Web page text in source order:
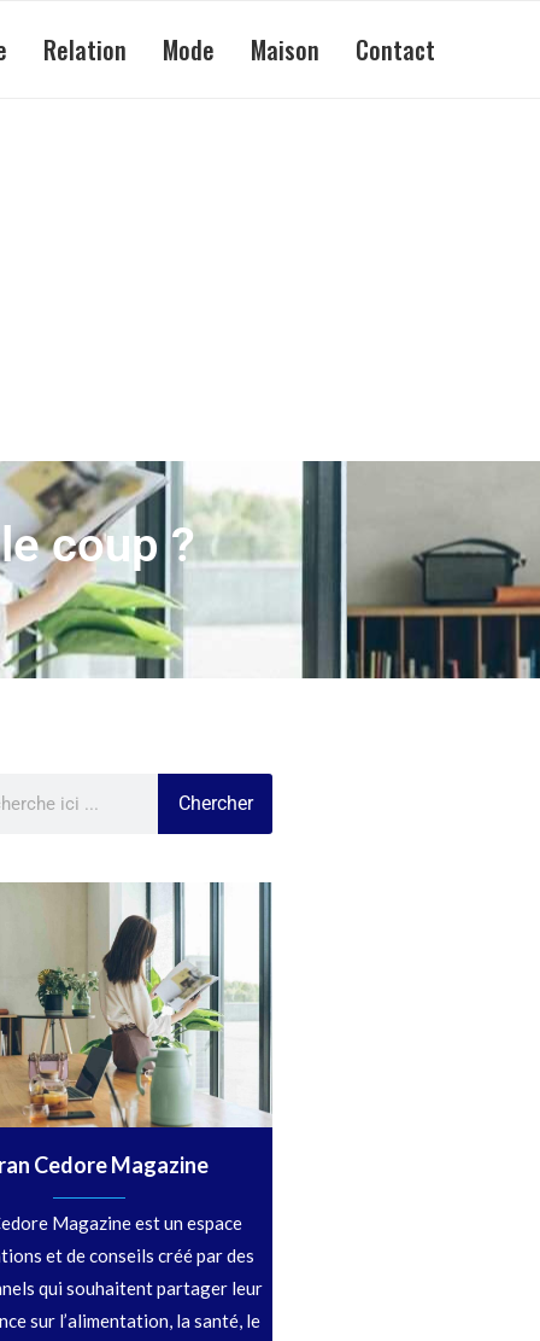
Relation Mode Maison Contact
coup ?
Chercher
Cedore Magazine
Magazine est un espace
et de conseils créé par des
qui souhaitent partager leur
sur l’alimentation, la santé, le